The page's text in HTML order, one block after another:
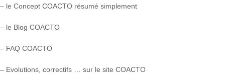
– le Concept COACTO résumé simplement
– le Blog COACTO
– FAQ COACTO
– Evolutions, correctifs … sur le site COACTO